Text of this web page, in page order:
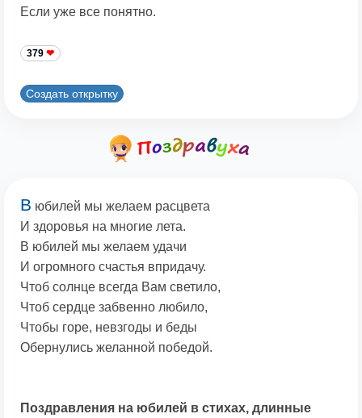
Если уже все понятно.
379
Создать открытку
В юбилей мы желаем расцвета
И здоровья на многие лета.
В юбилей мы желаем удачи
И огромного счастья впридачу.
Чтоб солнце всегда Вам светило,
Чтоб сердце забвенно любило,
Чтобы горе, невзгоды и беды
Обернулись желанной победой.
Поздравления на юбилей в стихах, длинные